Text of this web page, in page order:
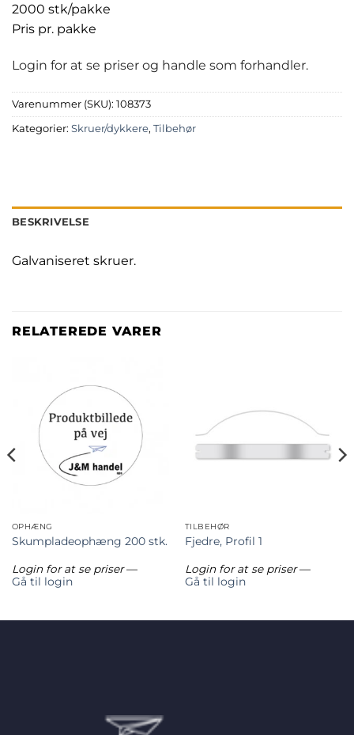
2000 stk/pakke
Pris pr. pakke
Login for at se priser og handle som forhandler.
Varenummer (SKU): 108373
Kategorier: Skruer/dykkere, Tilbehør
BESKRIVELSE
Galvaniseret skruer.
RELATEREDE VARER
OPHÆNG
Skumpladeophæng 200 stk.
Login for at se priser—
Gå til login
TILBEHØR
Fjedre, Profil 1
Login for at se priser—
Gå til login